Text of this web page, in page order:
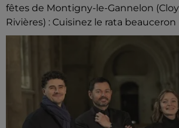
fêtes de Montigny-le-Gannelon
Rivières) : Cuisinez le rata beauceron